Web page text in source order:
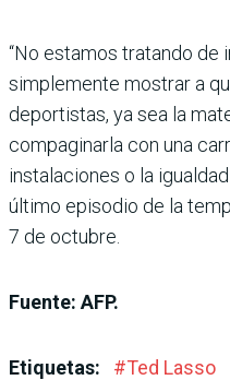
“No estamos tratando de
simplemente mostrar a
deportistas, ya sea la
compaginarla con una
instalaciones o la
último episodio de la
7 de octubre.
Fuente: AFP.
Etiquetas: #Ted Lasso